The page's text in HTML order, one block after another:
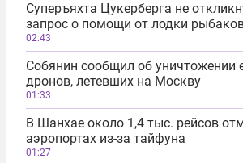
Суперъяхта Цукерберга не
запрос о помощи от лодки
02:43
Собянин сообщил об уничтожении
дронов, летевших на Москву
01:33
В Шанхае около 1,4 тыс. рейсов
аэропортах из-за тайфуна
01:27